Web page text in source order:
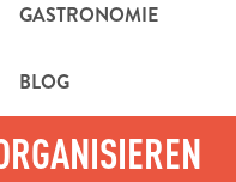
GASTRONOMIE
BLOG
unter der Sonne der
Hügeln, kulturellen
bietet das Pays
für Groß und